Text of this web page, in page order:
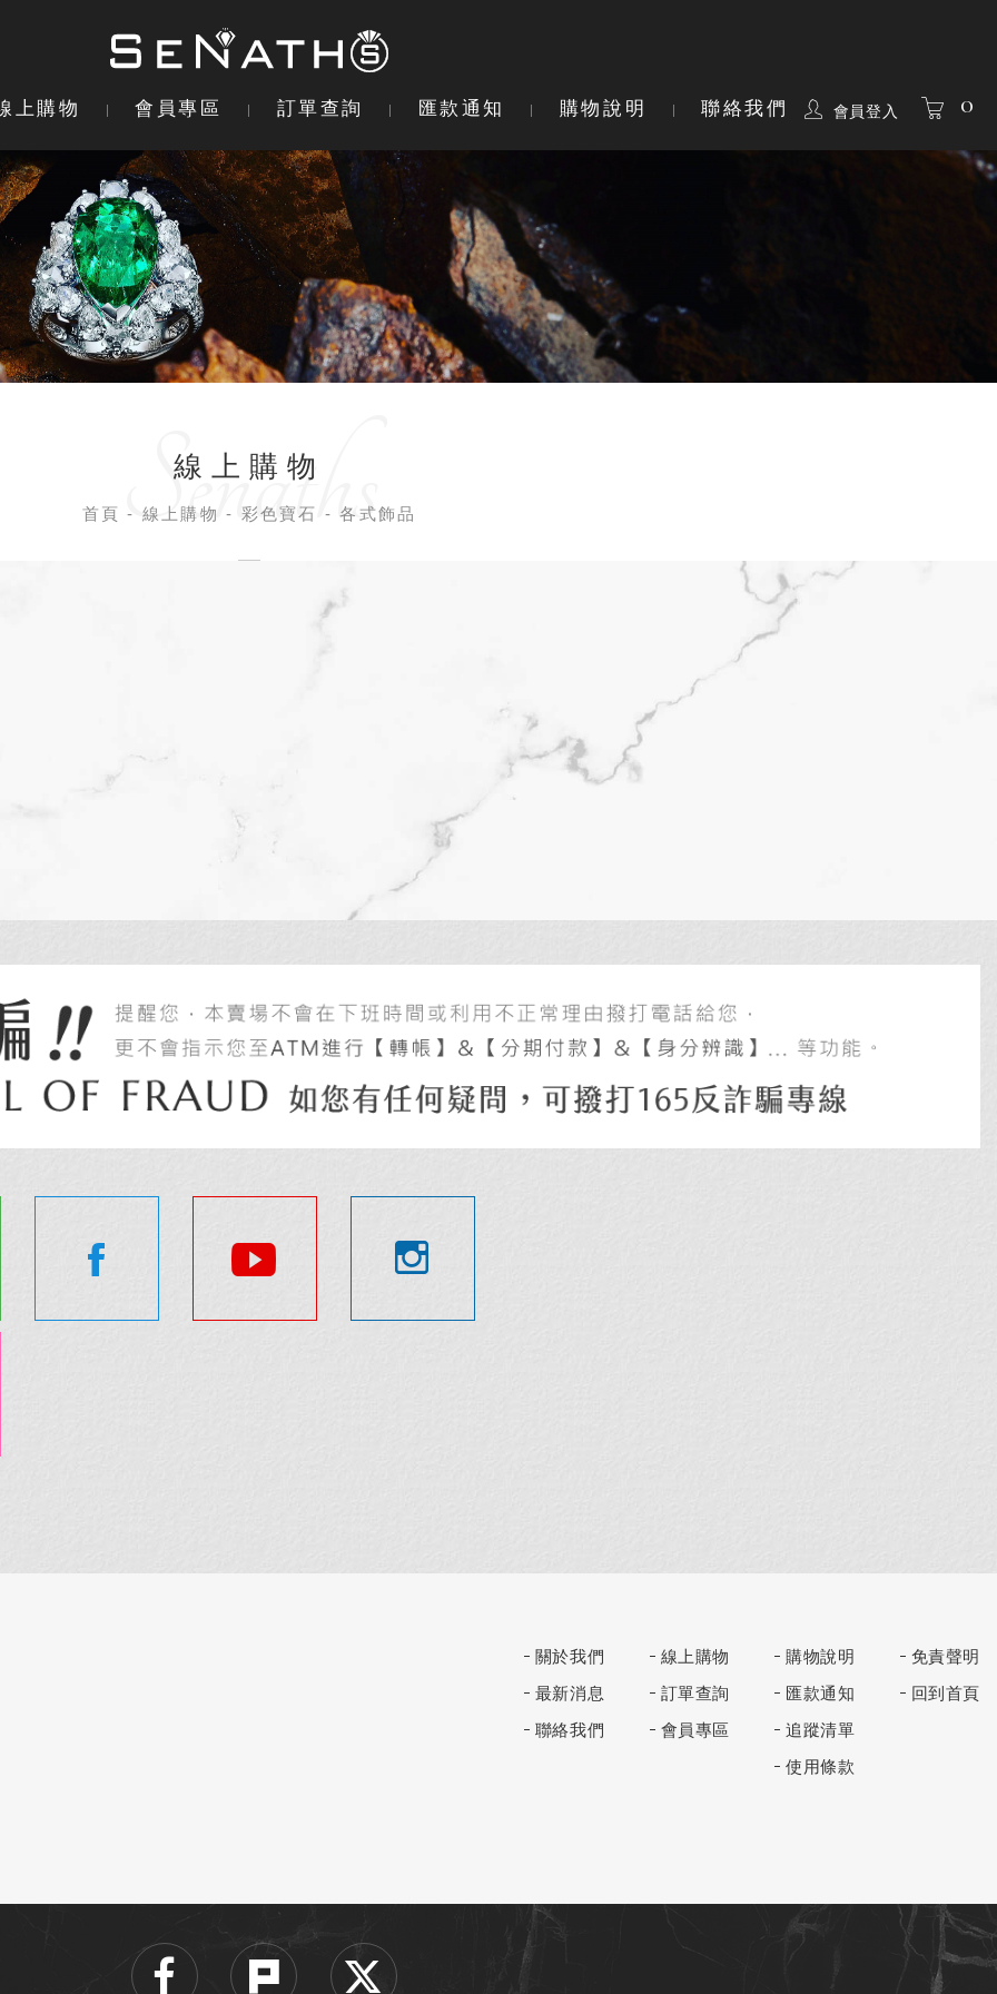
會員登入 0
上購物 會員專區 訂單查詢 匯款通知 購物說明 聯絡我們
線上購物
首頁 線上購物 彩色寶石 各式飾品
關於我們
最新消息
聯絡我們
線上購物
訂單查詢
會員專區
購物說明
匯款通知
追蹤清單
使用條款
免責聲明
回到首頁